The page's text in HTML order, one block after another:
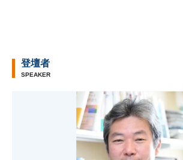
登壇者
SPEAKER